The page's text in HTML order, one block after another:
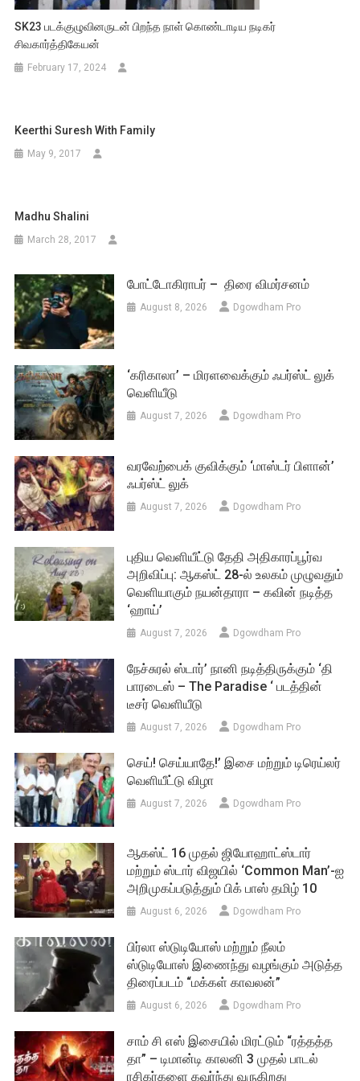
SK23 படக்குழுவினருடன் பிறந்த நாள் கொண்டாடிய நடிகர்
சிவகார்த்திகேயன்
February 17, 2024
Keerthi Suresh With Family
May 9, 2017
Madhu Shalini
March 28, 2017
போட்டோகிராபர் – திரை விமர்சனம்
August 8, 2026 Dgowdham Pro
‘கரிகாலா’ – மிரளவைக்கும் ஃபர்ஸ்ட் லுக்
வெளியீடு
August 7, 2026 Dgowdham Pro
வரவேற்பைக் குவிக்கும் ‘மாஸ்டர் பிளான்’
ஃபர்ஸ்ட் லுக்
August 7, 2026 Dgowdham Pro
புதிய வெளியீட்டு தேதி அதிகாரப்பூர்வ
அறிவிப்பு: ஆகஸ்ட் 28-ல் உலகம் முழுவதும்
வெளியாகும் நயன்தாரா – கவின் நடித்த
‘ஹாய்’
August 7, 2026 Dgowdham Pro
நேச்சுரல் ஸ்டார்’ நானி நடித்திருக்கும் ‘தி
பாரடைஸ் – The Paradise ‘ படத்தின்
டீசர் வெளியீடு
August 7, 2026 Dgowdham Pro
செய்! செய்யாதே!’ இசை மற்றும் டிரெய்லர்
வெளியீட்டு விழா
August 7, 2026 Dgowdham Pro
ஆகஸ்ட் 16 முதல் ஜியோஹாட்ஸ்டார்
மற்றும் ஸ்டார் விஜயில் ‘Common Man’-ஐ
அறிமுகப்படுத்தும் பிக் பாஸ் தமிழ் 10
August 6, 2026 Dgowdham Pro
பிர்லா ஸ்டுடியோஸ் மற்றும் நீலம்
ஸ்டுடியோஸ் இணைந்து வழங்கும் அடுத்த
திரைப்படம் “மக்கள் காவலன்”
August 6, 2026 Dgowdham Pro
சாம் சி எஸ் இசையில் மிரட்டும் “ரத்தத்த
தா” – டிமான்டி காலனி 3 முதல் பாடல்
ரசிகர்களை கவர்ந்து வருகிறது